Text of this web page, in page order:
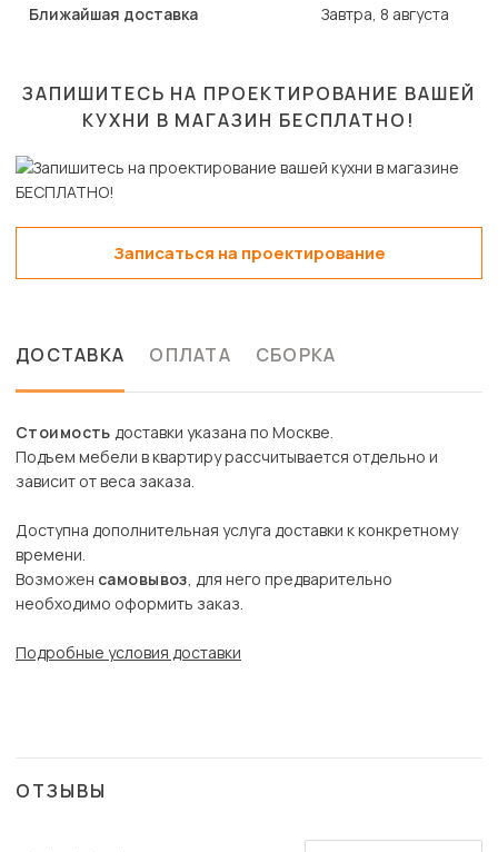
Ближайшая доставка Завтра, 8 августа
ЗАПИШИТЕСЬ НА ПРОЕКТИРОВАНИЕ ВАШЕЙ
КУХНИ В МАГАЗИН БЕСПЛАТНО!
Записаться на проектирование
ДОСТАВКА ОПЛАТА СБОРКА
Стоимость доставки указана по Москве.
Подъем мебели в квартиру рассчитывается отдельно и
зависит от веса заказа.
Доступна дополнительная услуга доставки к конкретному
времени.
Возможен самовывоз, для него предварительно
необходимо оформить заказ.
Подробные условия доставки
ОТЗЫВЫ